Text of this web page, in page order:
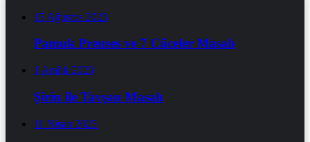
15 Ağustos 2023
Pamuk Prenses ve 7 Cüceler Masalı
1 Aralık 2023
Şirin ile Tavşan Masalı
11 Nisan 2023